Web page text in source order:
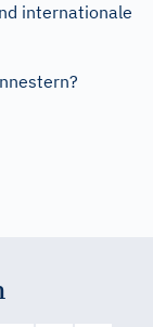
internationale